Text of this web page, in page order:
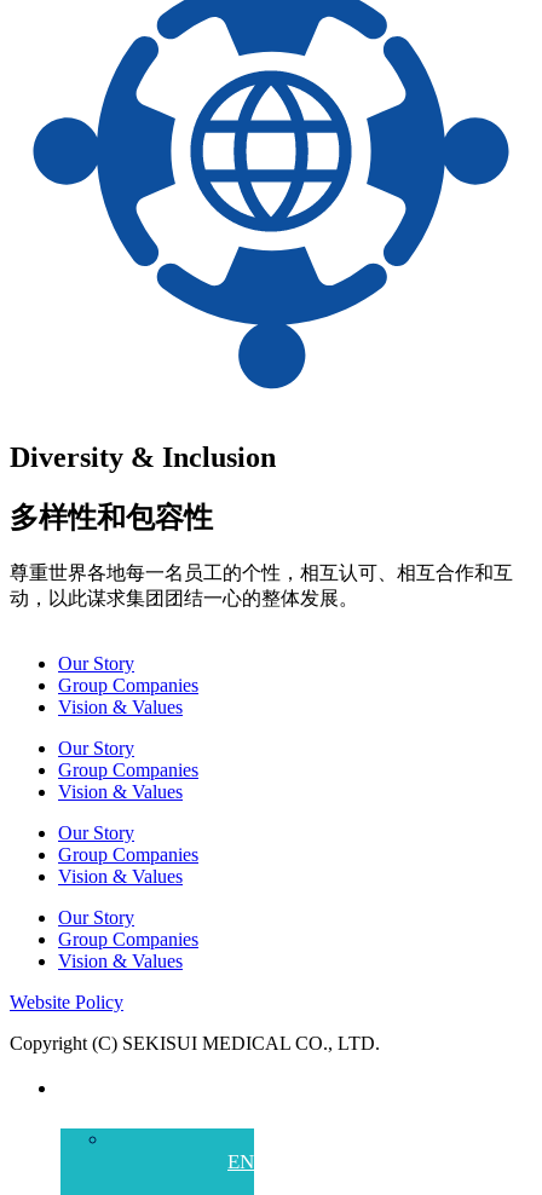
Diversity & Inclusion
多样性和包容性
尊重世界各地每一名员工的个性，相互认可、相互合作和互
动，以此谋求集团团结一心的整体发展。
Our Story
Group Companies
Vision & Values
Our Story
Group Companies
Vision & Values
Our Story
Group Companies
Vision & Values
Our Story
Group Companies
Vision & Values
Website Policy
Copyright (C) SEKISUI MEDICAL CO., LTD.